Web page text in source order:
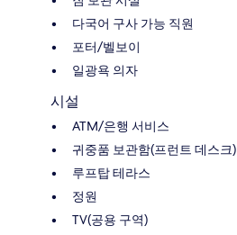
다국어 구사 가능 직원
포터/벨보이
일광욕 의자
시설
ATM/은행 서비스
귀중품 보관함(프런트 데스크)
루프탑 테라스
정원
TV(공용 구역)